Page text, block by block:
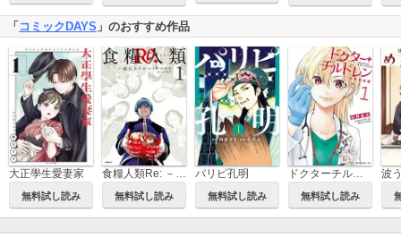
「コミックDAYS 」のおすすめ作品
大正學生愛妻家
無料試し読み
食糧人類Re: －Starving Re:velation－
無料試し読み
パリピ孔明
無料試し読み
ドクターチルドレン～小児外科医～
無料試し読み